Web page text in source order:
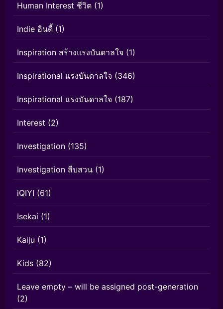
Human Interest ชีวิต (1)
Indie อินดี้ (1)
Inspiration สร้างแรงบันดาลใจ (1)
Inspirational แรงบันดาลใจ (346)
Inspirational แรงบันดาลใจ (187)
Interest (2)
Investigation (135)
Investigation สืบสวน (1)
iQIYI (61)
Isekai (1)
Kaiju (1)
Kids (82)
Leave empty – will be assigned post-generation
(2)